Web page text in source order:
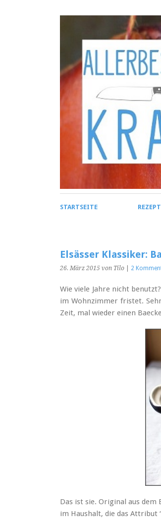
STARTSEITE
Elsässer Klassiker:
26. März 2015 von Tilo 2
Wie viele Jahre nicht
im Wohnzimmer fristet.
Zeit, mal wieder einen
Das ist sie. Original aus dem
im Haushalt, die das Attribut